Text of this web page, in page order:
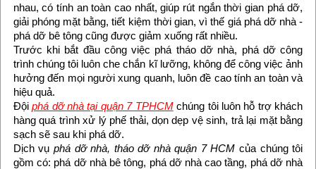
nhau, có tính an toàn cao nhất, giúp rút ngắn thời gian phá dỡ,
giải phóng mặt bằng, tiết kiệm thời gian, vì thế giá phá dỡ nhà -
phá dỡ bê tông cũng được giảm xuống rất nhiều.
Trước khi bắt đầu công việc phá tháo dỡ nhà, phá dỡ công
trình chúng tôi luôn che chắn kĩ lưỡng, không để công việc ảnh
hưởng đến mọi người xung quanh, luôn đề cao tính an toàn và
hiệu quả.
Độiphá dỡ nhà tại quận 7 TPHCMchúng tôi luôn hỗ trợ khách
hàng quá trình xử lý phế thải, dọn dẹp vệ sinh, trả lại mặt bằng
sạch sẽ sau khi phá dỡ.
Dịch vụ phá dỡ nhà, tháo dỡ nhà quận 7 HCM của chúng tôi
gồm có: phá dỡ nhà bê tông, phá dỡ nhà cao tầng, phá dỡ nhà